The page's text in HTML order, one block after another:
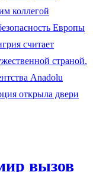
коллегой
Европы
считает
страной.
Anadolu
открыла двери
вызов